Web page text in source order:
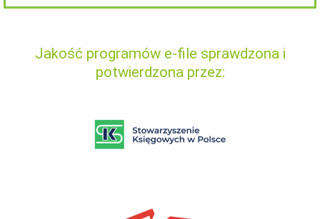
Jakość programów e-file sprawdzona i
potwierdzona przez: